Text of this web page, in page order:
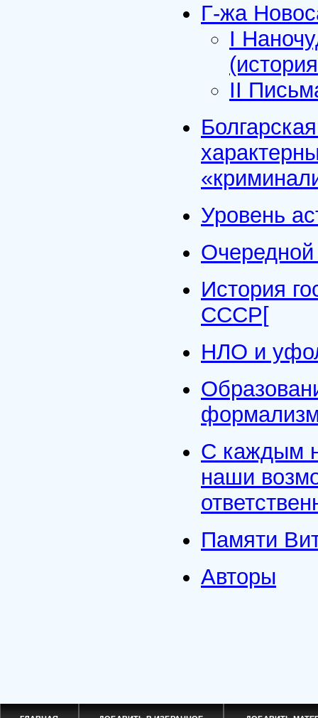
Г-жа
I
II
Уровень
История
СССР[
НЛО и
С каждым
наши
Памяти
Авторы